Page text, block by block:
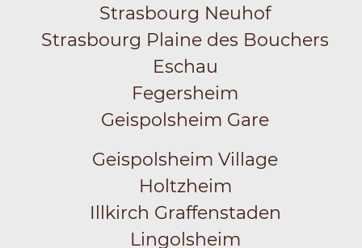
Strasbourg Neuhof
Strasbourg Plaine des Bouchers
Eschau
Fegersheim
Geispolsheim Gare
Geispolsheim Village
Holtzheim
Illkirch Graffenstaden
Lingolsheim